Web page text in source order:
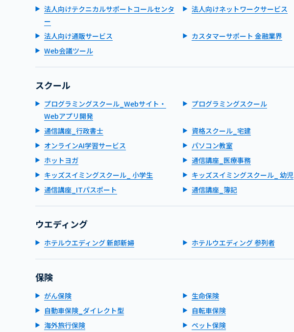
法人向けテクニカルサポートコールセンタ
ー
法人向けネットワークサービス
法人向け通販サービス カスタマーサポート 金融業界
Web会議ツール
スクール
プログラミングスクール_Webサイト・
Webアプリ開発
プログラミングスクール
通信講座_行政書士 資格スクール_宅建
オンラインAI学習サービス
パソコン教室
ホットヨガ
通信講座_医療事務
キッズスイミングスクール_ 小学生
キッズスイミングスクール_ 幼児
通信講座_ITパスポート
通信講座_簿記
ウエディング
ホテルウエディング 新郎新婦 ホテルウエディング 参列者
保険
がん保険 生命保険
自動車保険_ダイレクト型
自転車保険
海外旅行保険
ペット保険